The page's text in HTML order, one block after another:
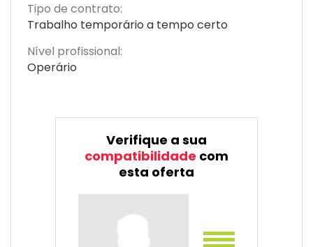
Tipo de contrato:
Trabalho temporário a tempo certo
Nível profissional:
Operário
Verifique a sua
compatibilidade com
esta oferta